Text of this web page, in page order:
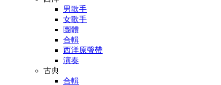
男歌手
女歌手
團體
合輯
西洋原聲帶
演奏
古典
合輯